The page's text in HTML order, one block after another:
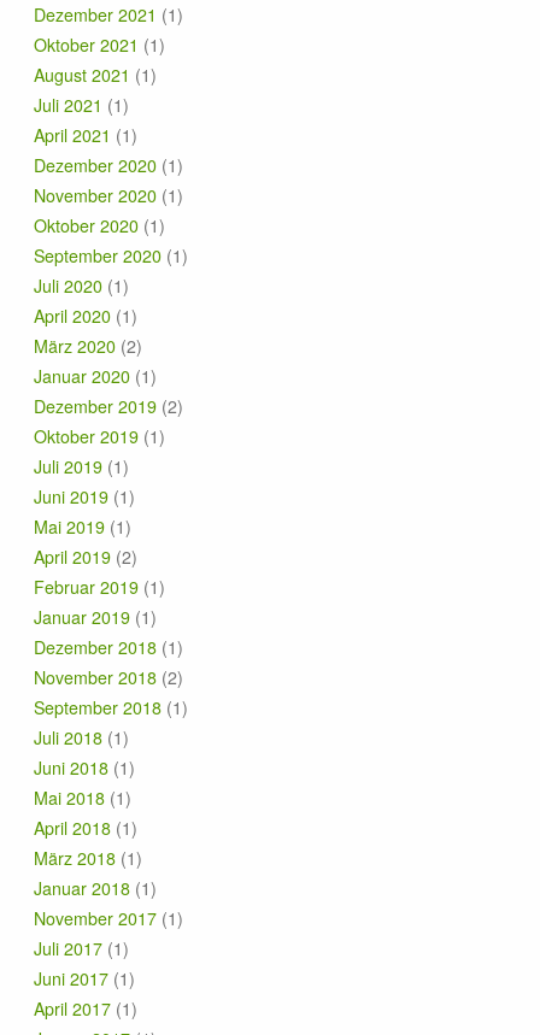
Dezember 2021 (1)
Oktober 2021 (1)
August 2021 (1)
Juli 2021 (1)
April 2021 (1)
Dezember 2020 (1)
November 2020 (1)
Oktober 2020 (1)
September 2020 (1)
Juli 2020 (1)
April 2020 (1)
März 2020 (2)
Januar 2020 (1)
Dezember 2019 (2)
Oktober 2019 (1)
Juli 2019 (1)
Juni 2019 (1)
Mai 2019 (1)
April 2019 (2)
Februar 2019 (1)
Januar 2019 (1)
Dezember 2018 (1)
November 2018 (2)
September 2018 (1)
Juli 2018 (1)
Juni 2018 (1)
Mai 2018 (1)
April 2018 (1)
März 2018 (1)
Januar 2018 (1)
November 2017 (1)
Juli 2017 (1)
Juni 2017 (1)
April 2017 (1)